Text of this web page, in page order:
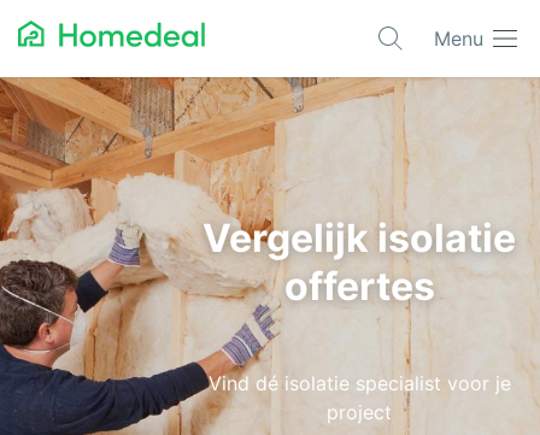
Menu
Populaire projecten
Asbest verwijderen
Dakbedekking
Dakkapel
Glas
Isolatie
Kozijnen
Vergelijk isolatie
offertes
Vind dé isolatie specialist voor je
project